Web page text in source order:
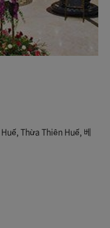
Thừa Thiên Huế, 베